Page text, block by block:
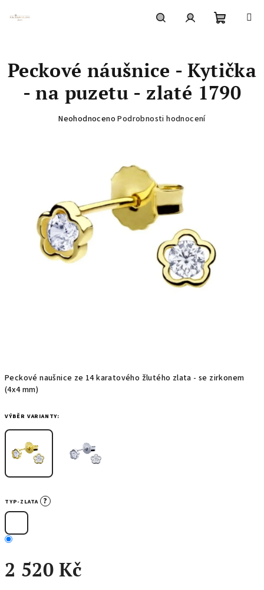
košík
Peckové naušnice ze 14 karatového žlutého zlata - se zirkonem
(4x4 mm)
VÝBĚR VARIANTY:
TYP-ZLATA ?
2 520 Kč
Peckové náušnice - Kytička
- na puzetu - zlaté 1790
Průměrné
hvězdiček.
Neohodnoceno Podrobnosti hodnocení